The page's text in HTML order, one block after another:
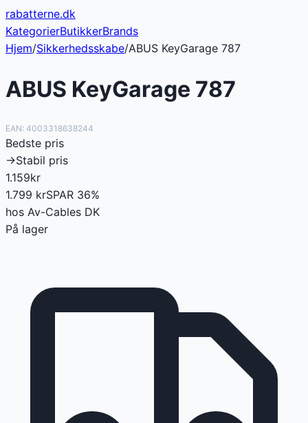
rabatterne.dk
KategorierButikkerBrands
Hjem/Sikkerhedsskabe/ABUS KeyGarage 787
ABUS KeyGarage 787
EAN: 4003318638244
Bedste pris
→Stabil pris
1.159kr
1.799 krSPAR 36%
hos Av-Cables DK
På lager